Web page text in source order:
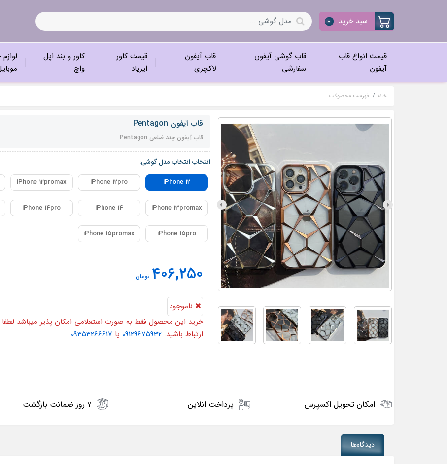
سبد خرید 0
قیمت انواع قاب
آیفون
قاب گوشی آیفون
سفارشی
قاب آیفون
لاکچری
قیمت کاور
ایرپاد
کاور و بند اپل
واچ
خانه فهرست محصولات
قاب آیفون Pentagon
قاب آیفون چند ضلعی Pentagon
انتخاب انتخاب مدل گوشی:
iPhone 12
iPhone 12pro
iPhone 12promax
iPhone 13promax
iPhone 14
iPhone 14pro
iPhone 15pro
iPhone 15promax
406,250 تومان
ناموجود
خرید این محصول فقط به صورت استعلامی امکان پذیر میباشد لطفا
ارتباط باشید.09129675932 یا 09353266617
امکان تحویل اکسپرس پرداخت انلاین ۷ روز ضمانت بازگشت
دیدگاه‌ها